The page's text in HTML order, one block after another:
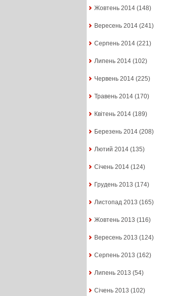
Жовтень 2014(148)
Вересень 2014(241)
Серпень 2014(221)
Липень 2014(102)
Червень 2014(225)
Травень 2014(170)
Квітень 2014(189)
Березень 2014(208)
Лютий 2014(135)
Січень 2014(124)
Грудень 2013 (174)
Листопад 2013 (165)
Жовтень 2013 (116)
Вересень 2013 (124)
Серпень 2013 (162)
Липень 2013 (54)
Січень 2013 (102)